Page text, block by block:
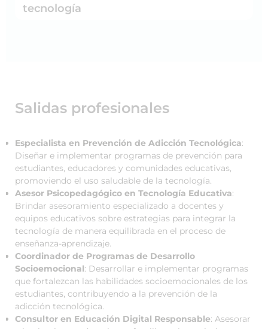
tecnología
Salidas profesionales
Especialista en Prevención de Adicción Tecnológica:
Diseñar e implementar programas de prevención para
estudiantes, educadores y comunidades educativas,
promoviendo el uso saludable de la tecnología.
Asesor Psicopedagógico en Tecnología Educativa:
Brindar asesoramiento especializado a docentes y
equipos educativos sobre estrategias para integrar la
tecnología de manera equilibrada en el proceso de
enseñanza-aprendizaje.
Coordinador de Programas de Desarrollo
Socioemocional: Desarrollar e implementar programas
que fortalezcan las habilidades socioemocionales de los
estudiantes, contribuyendo a la prevención de la
adicción tecnológica.
Consultor en Educación Digital Responsable: Asesorar